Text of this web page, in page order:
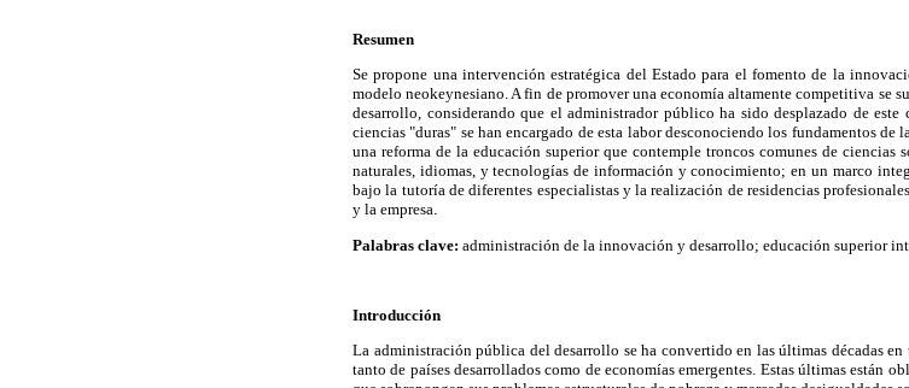
Resumen
Se propone una intervención estratégica del Estado para el fomento de la
modelo neokeynesiano. A fin de promover una economía altamente competitiva se
desarrollo, considerando que el administrador público ha sido desplazado de
ciencias "duras" se han encargado de esta labor desconociendo los fundamentos
una reforma de la educación superior que contemple troncos comunes de ciencias
naturales, idiomas, y tecnologías de información y conocimiento; en un marco
bajo la tutoría de diferentes especialistas y la realización de residencias
y la empresa.
Palabras clave: administración de la innovación y desarrollo; educación superior
Introducción
La administración pública del desarrollo se ha convertido en las últimas décadas
tanto de países desarrollados como de economías emergentes. Estas últimas están